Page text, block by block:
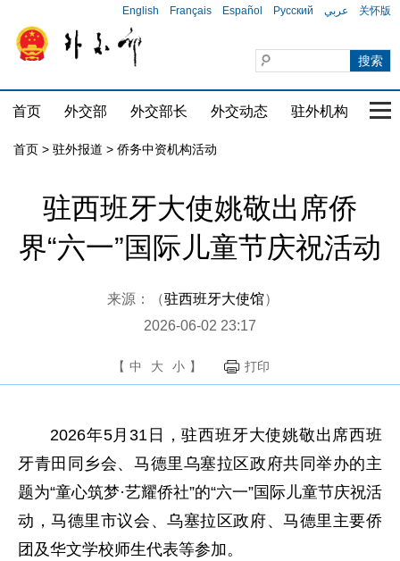
English Français Español Русский عربي 关怀版
首页 外交部 外交部长 外交动态 驻外机构 国
首页 > 驻外报道 > 侨务中资机构活动
驻西班牙大使姚敬出席侨
界“六一”国际儿童节庆祝活动
来源：（驻西班牙大使馆）
2026-06-02 23:17
【 中 大 小 】 打印
2026年5月31日，驻西班牙大使姚敬出席西班
牙青田同乡会、马德里乌塞拉区政府共同举办的主
题为“童心筑梦·艺耀侨社”的“六一”国际儿童节庆祝活
动，马德里市议会、乌塞拉区政府、马德里主要侨
团及华文学校师生代表等参加。